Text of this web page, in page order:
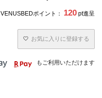
VENUSBEDポイント： 120 pt進呈
お気に入りに登録する
もご利用いただけます